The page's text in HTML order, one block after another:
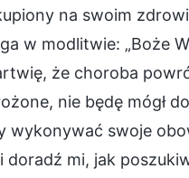
na swoim
w modlitwie: „Boże
że choroba
nie będę mógł
wykonywać swoje
doradź mi, jak